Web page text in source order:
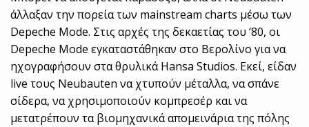
άλλαξαν την πορεία των mainstream charts μέσω των
Depeche Mode. Στις αρχές της δεκαετίας του ’80, οι
Depeche Mode εγκαταστάθηκαν στο Βερολίνο για να
ηχογραφήσουν στα θρυλικά Hansa Studios. Εκεί, είδαν
live τους Neubauten να χτυπούν μέταλλα, να σπάνε
σίδερα, να χρησιμοποιούν κομπρεσέρ και να
μετατρέπουν τα βιομηχανικά απομεινάρια της πόλης